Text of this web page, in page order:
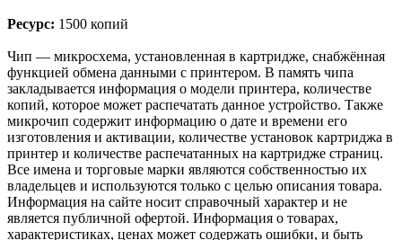
Ресурс: 1500 копий
Чип — микросхема, установленная в картридже, снабжённая
функцией обмена данными с принтером. В память чипа
закладывается информация о модели принтера, количестве
копий, которое может распечатать данное устройство. Также
микрочип содержит информацию о дате и времени его
изготовления и активации, количестве установок картриджа в
принтер и количестве распечатанных на картридже страниц.
Все имена и торговые марки являются собственностью их
владельцев и используются только с целью описания товара.
Информация на сайте носит справочный характер и не
является публичной офертой. Информация о товарах,
характеристиках, ценах может содержать ошибки, и быть